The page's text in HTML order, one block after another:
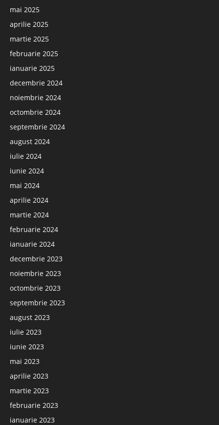
mai 2025
aprilie 2025
martie 2025
februarie 2025
ianuarie 2025
decembrie 2024
noiembrie 2024
octombrie 2024
septembrie 2024
august 2024
iulie 2024
iunie 2024
mai 2024
aprilie 2024
martie 2024
februarie 2024
ianuarie 2024
decembrie 2023
noiembrie 2023
octombrie 2023
septembrie 2023
august 2023
iulie 2023
iunie 2023
mai 2023
aprilie 2023
martie 2023
februarie 2023
ianuarie 2023